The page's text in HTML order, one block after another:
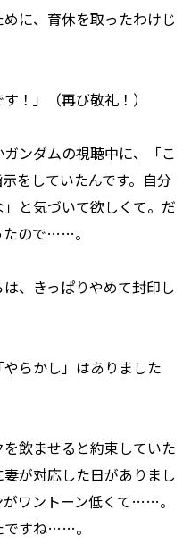
に、育休を取ったわけじ
！」（再び敬礼！）
ンダムの視聴中に、「こ
をしていたんです。自分
と気づいて欲しくて。だ
たので……。
、きっぱりやめて封印し
らかし」はありました
飲ませると約束していた
が対応した日がありまし
ワントーン低くて……。
ですね……。